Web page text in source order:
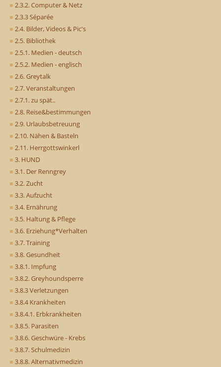
2.3.2. Computer & Netz
2.3.3 Séparée
2.4. Bilder, Videos & Pic's
2.5. Bibliothek
2.5.1. Medien - deutsch
2.5.2. Medien - englisch
2.6. Greytalk
2.7. Veranstaltungen
2.7.1. zu spät..
2.8. Reise&bestimmungen
2.9. Urlaubsbetreuung
2.10. Nähen & Basteln
2.11. Herrgottswinkerl
3. HUND
3.1. Der Renngrey
3.2. Zucht
3.3. Aufzucht
3.4. Ernährung
3.5. Haltung & Pflege
3.6. Erziehung*Verhalten
3.7. Training
3.8. Gesundheit
3.8.1. Impfung
3.8.2. Greyhoundsperre
3.8.3 Verletzungen
3.8.4 Krankheiten
3.8.4.1. Erbkrankheiten
3.8.5. Parasiten
3.8.6. Geschwüre - Krebs
3.8.7. Schulmedizin
3.8.8. Alternativmedizin